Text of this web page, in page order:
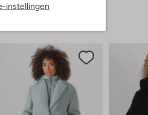
instellingen